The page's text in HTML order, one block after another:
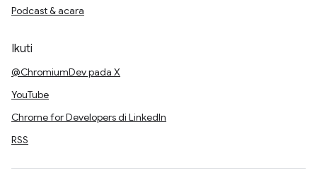
Podcast & acara
Ikuti
@ChromiumDev pada X
YouTube
Chrome for Developers di LinkedIn
RSS